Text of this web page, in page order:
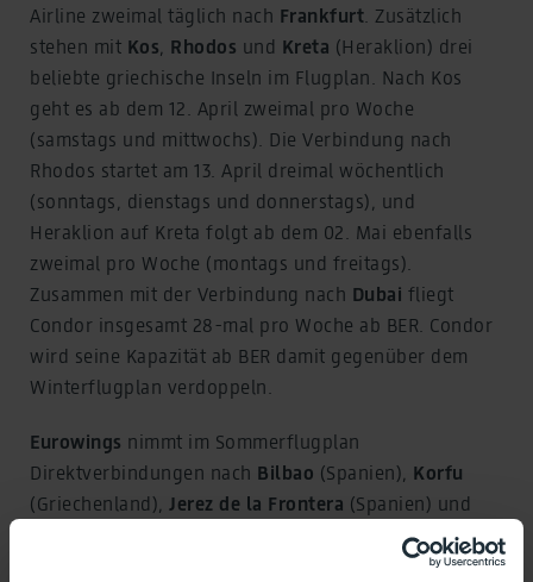
Airline zweimal täglich nach Frankfurt . Zusätzlich
stehen mit Kos Rhodos und Kreta (Heraklion) drei
beliebte griechische Inseln im Flugplan. Nach Kos
geht es ab dem 12. April zweimal pro Woche
(samstags und mittwochs). Die Verbindung nach
Rhodos startet am 13. April dreimal wöchentlich
(sonntags, dienstags und donnerstags), und
Heraklion auf Kreta folgt ab dem 02. Mai ebenfalls
zweimal pro Woche (montags und freitags).
Zusammen mit der Verbindung nach Dubai fliegt
Condor insgesamt 28-mal pro Woche ab BER. Condor
wird seine Kapazität ab BER damit gegenüber dem
Winterflugplan verdoppeln.
Eurowings nimmt im Sommerflugplan
Direktverbindungen nach Bilbao (Spanien), Korfu
(Griechenland), Jerez de la Frontera (Spanien) und
(England) auf. Alle Ziele stehen zweimal
wöchentlich im Flugplan ab BER. Bilbao wird ab dem